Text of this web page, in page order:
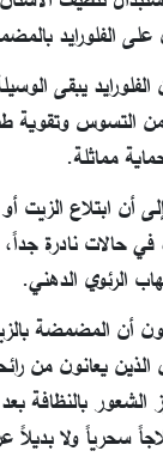
على الفلورايد
يبقى
التسوس وتقوية
مماثلة.
أن ابتلاع الزيت
حالات نادرة
الرئوي الدهني.
أن المضمضة
يعانون من
بالنظافة
سحرياً ولا بديلاً